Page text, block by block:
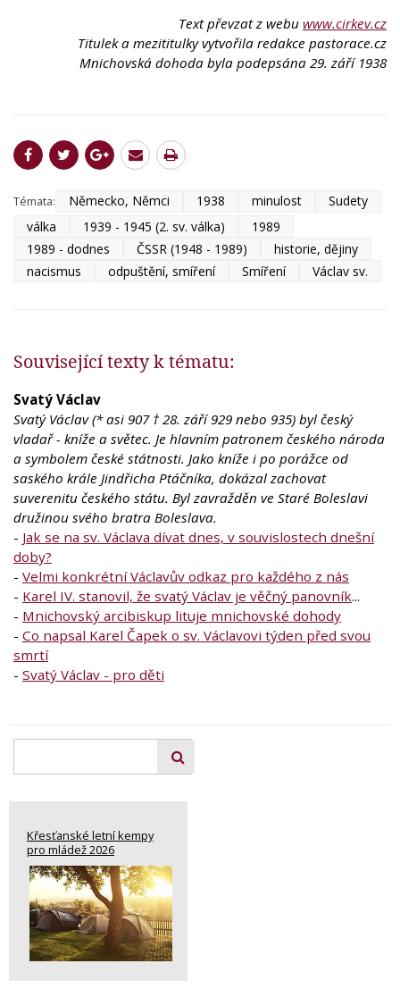
Text převzat z webu www.cirkev.cz
Titulek a mezititulky vytvořila redakce pastorace.cz
Mnichovská dohoda byla podepsána 29. září 1938
Témata: Německo, Němci 1938 minulost
Sudety
válka
1939 - 1945 (2. sv. válka)
1989
1989 - dodnes
ČSSR (1948 - 1989)
historie, dějiny
nacismus
odpuštění, smíření Smíření Václav sv.
Související texty k tématu:
Svatý Václav
Svatý Václav (* asi 907 † 28. září 929 nebo 935) byl český
vladař - kníže a světec. Je hlavním patronem českého národa
a symbolem české státnosti. Jako kníže i po porážce od
saského krále Jindřicha Ptáčníka, dokázal zachovat
suverenitu českého státu. Byl zavražděn ve Staré Boleslavi
družinou svého bratra Boleslava.
- Jak se na sv. Václava dívat dnes, v souvislostech dnešní
doby?
- Velmi konkrétní Václavův odkaz pro každého z nás
- Karel IV. stanovil, že svatý Václav je věčný panovník...
- Mnichovský arcibiskup lituje mnichovské dohody
- Co napsal Karel Čapek o sv. Václavovi týden před svou
smrtí
- Svatý Václav - pro děti
Křesťanské letní kempy
pro mládež 2026